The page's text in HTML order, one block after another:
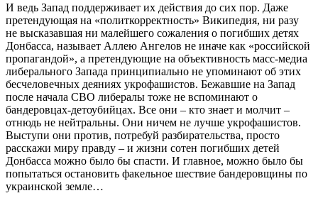
И ведь Запад поддерживает их действия до сих пор. Даже
претендующая на «политкорректность» Википедия, ни разу
не высказавшая ни малейшего сожаления о погибших детях
Донбасса, называет Аллею Ангелов не иначе как «российской
пропагандой», а претендующие на объективность масс-медиа
либерального Запада принципиально не упоминают об этих
бесчеловечных деяниях укрофашистов. Бежавшие на Запад
после начала СВО либералы тоже не вспоминают о
бандеровцах-детоубийцах. Все они – кто знает и молчит –
отнюдь не нейтральны. Они ничем не лучше укрофашистов.
Выступи они против, потребуй разбирательства, просто
расскажи миру правду – и жизни сотен погибших детей
Донбасса можно было бы спасти. И главное, можно было бы
попытаться остановить факельное шествие бандеровщины по
украинской земле…